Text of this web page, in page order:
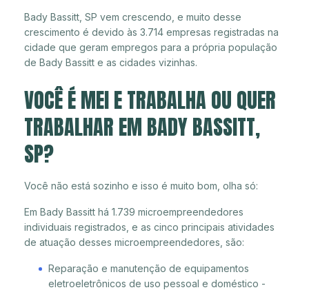
Bady Bassitt, SP vem crescendo, e muito desse
crescimento é devido às 3.714 empresas registradas na
cidade que geram empregos para a própria população
de Bady Bassitt e as cidades vizinhas.
VOCÊ É MEI E TRABALHA OU QUER
TRABALHAR EM BADY BASSITT,
SP?
Você não está sozinho e isso é muito bom, olha só:
Em Bady Bassitt há 1.739 microempreendedores
individuais registrados, e as cinco principais atividades
de atuação desses microempreendedores, são:
Reparação e manutenção de equipamentos
eletroeletrônicos de uso pessoal e doméstico -